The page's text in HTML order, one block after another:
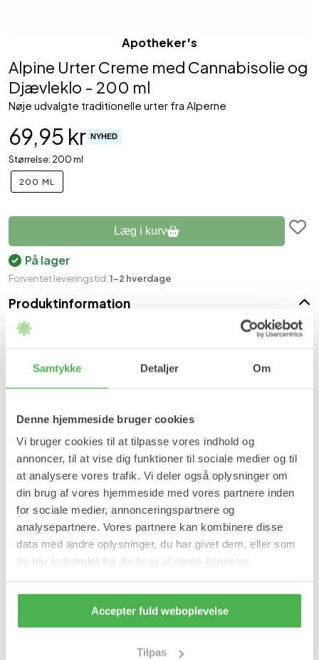
Samtykke Detaljer Om
Denne hjemmeside bruger cookies
Vi bruger cookies til at tilpasse vores indhold og
annoncer, til at vise dig funktioner til sociale medier og til
at analysere vores trafik. Vi deler også oplysninger om
din brug af vores hjemmeside med vores partnere inden
for sociale medier, annonceringspartnere og
analysepartnere. Vores partnere kan kombinere disse
data med andre oplysninger, du har givet dem, eller som
de har indsamlet fra din brug af deres tjenester.
Accepter fuld weboplevelse
Tilpas
Apotheker's
Alpine Urter Creme med Cannabisolie og
Djævleklo - 200 ml
Nøje udvalgte traditionelle urter fra Alperne
69,95 kr NYHED
Størrelse: 200 ml
200 ML
Læg i kurv
På lager
Forventet leveringstid:1-2 hverdage
Produktinformation
Alpine urter creme med cannabisolie og djævleklo er velegnet til
Fordele
Optimal blanding af nøje udvalgte traditionelle urter fra
Virker forfriskende og afslappende på trætte, ømme og
betændte dele af kroppen.
Fremstillet i Tyskland.
Velegnet efter fysisk anstrengelse.
Plejer og fugter tør og følsom hud.
Blødgør og efterlader huden blød og elastisk.
Øger blodgennemstrømningen.
Velegnet til ømme muskler og gigt.
Anvendelse
200 ml alpine urter creme med cannabisolie og djævleklo.